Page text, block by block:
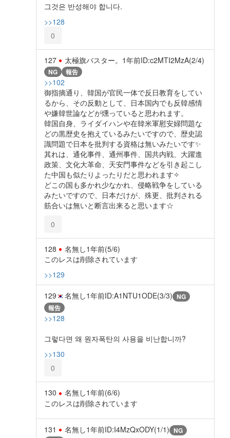
그것은 반성해야 합니다.
>>128
0
127 太極旗バスター。 1年前ID:c2MTI2MzA(2/4)
NG 報告
>>102
御指摘通り、韓国が官民一体で反日教育をしてい
るから、その反動として、日本国内でも反韓感情
や嫌韓世論などが燻っていると思われます。
韓国自身、ライダイハンや在韓米軍慰安婦問題な
どの黒歴史を抱えているみたいですので、歴史認
識問題で日本を批判する資格は無いみたいです✨️
其れは、通化事件、通州事件、国共内戦、大躍進
政策、文化大革命、天安門事件などを引き起こし
た中国も似たりよったりだと思われます✧
どこの国も多かれ少なかれ、侵略戦争をしている
みたいですので、日本だけが、殊更、批判される
筋合いは無いと断言出来ると思います☆
0
128 名無し1年前(5/6)
このレスは削除されています
>>129
129 名無し1年前ID:A1NTU1ODE(3/3) NG
報告
>>128
그렇다면 왜 원자폭탄의 사용을 비난합니까?
>>130
0
130 名無し1年前(6/6)
このレスは削除されています
131 名無し1年前ID:I4MzQxODY(1/1) NG